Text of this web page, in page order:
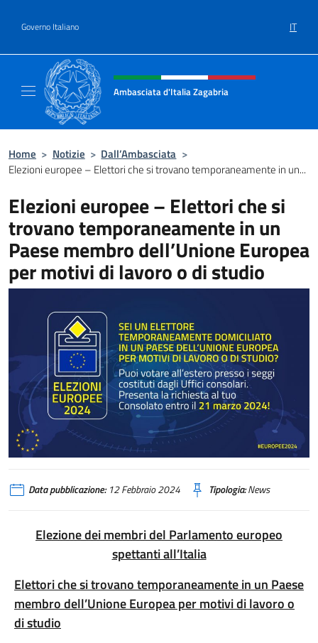
Governo Italiano IT
Intestazione sito, social e menù
Ambasciata d'Italia Zagabria
Home > Notizie > Dall’Ambasciata >
Elezioni europee – Elettori che si trovano temporaneamente in un...
Elezioni europee – Elettori che si
trovano temporaneamente in un
Paese membro dell’Unione Europea
per motivi di lavoro o di studio
Data pubblicazione:12 Febbraio 2024 Tipologia:News
Elezione dei membri del Parlamento europeo
spettanti all’Italia
Elettori che si trovano temporaneamente in un Paese
membro dell’Unione Europea per motivi di lavoro o
di studio